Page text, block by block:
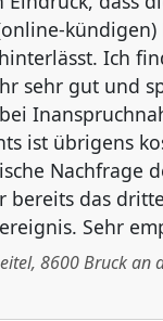
kündigen)
Ich
sehr gut und
ist übrigens
Nachfrage
bereits das dritte
Sehr
, 8600Bruck an